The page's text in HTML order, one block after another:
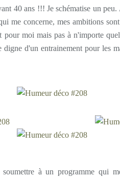
40 ans !!! Je schématise un
me concerne, mes ambitions
pour moi mais pas à n'importe
digne d'un entrainement pour les
à un programme qui